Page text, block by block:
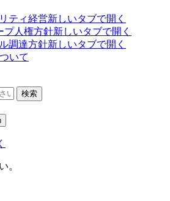
ティ経営新しいタブで開く
プ人権方針新しいタブで開く
調達方針新しいタブで開く
いて
検索
。